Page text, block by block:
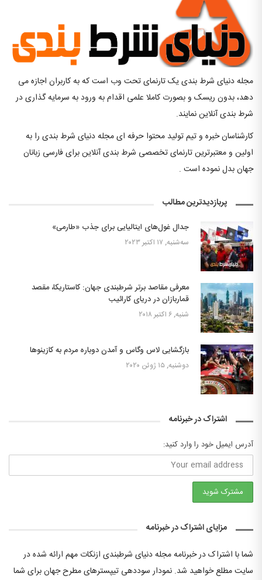
مجله دنیای شرط بندی یک تارنمای تحت وب است که به کاربران اجازه می
دهد، بدون ریسک و بصورت کاملا علمی اقدام به ورود به سرمایه گذاری در
شرط بندی آنلاین نمایند.
کارشناسان خبره و تیم تولید محتوا حرفه ای مجله دنیای شرط بندی را به
اولین و معتبرترین تارنمای تخصصی شرط بندی آنلاین برای فارسی زبانان
جهان بدل نموده است .
پربازدیدترین مطالب
جدال غول‌های ایتالیایی برای جذب «طارمی»
سه‌شنبه, ۱۷ اکتبر ۲۰۲۳
معرفی مقاصد برتر شرطبندی جهان: کاستاریکا، مقصد
قماربازان در دریای کارائیب
شنبه, ۶ اکتبر ۲۰۱۸
بازگشایی لاس وگاس و آمدن دوباره مردم به کازینوها
دوشنبه, ۱۵ ژوئن ۲۰۲۰
اشتراک در خبرنامه
آدرس ایمیل خود را وارد کنید:
مزایای اشتراک در خبرنامه
شما با اشتراک در خبرنامه مجله دنیای شرطبندی ازنکات مهم ارائه شده در
سایت مطلع خواهید شد. نمودار سوددهی تیپسترهای مطرح جهان برای شما